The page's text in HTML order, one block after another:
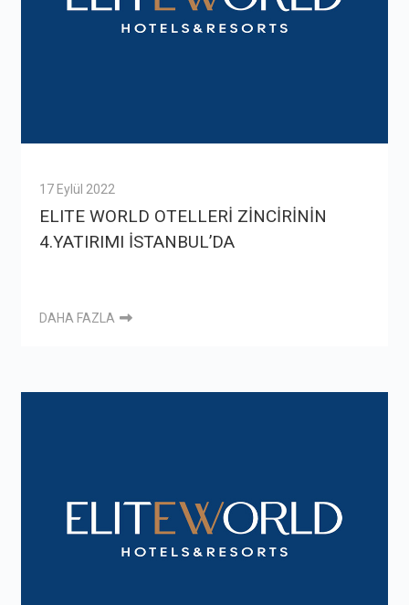
17 Eylül 2022
ELITE WORLD OTELLERİ ZİNCİRİNİN
4.YATIRIMI İSTANBUL’DA
DAHA FAZLA